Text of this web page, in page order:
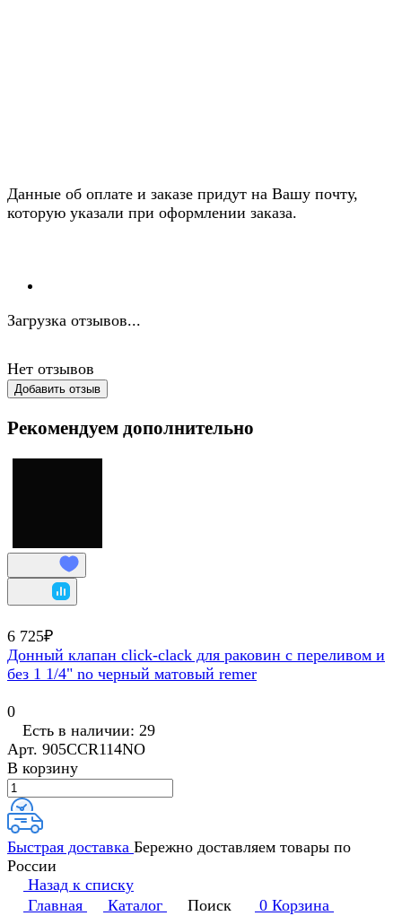
Данные об оплате и заказе придут на Вашу почту,
которую указали при оформлении заказа.
Загрузка отзывов...
Нет отзывов
Добавить отзыв
Рекомендуем дополнительно
6 725₽
Донный клапан click-clack для раковин с переливом и
без 1 1/4" no черный матовый remer
0
Есть в наличии: 29
Арт. 905CCR114NO
В корзину
Быстрая доставка Бережно доставляем товары по
России
Назад к списку
Главная
Каталог Поиск 0 Корзина